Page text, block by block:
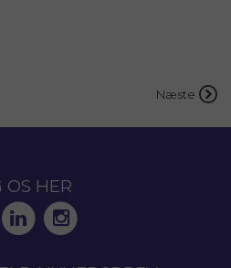
Næste
OS HER